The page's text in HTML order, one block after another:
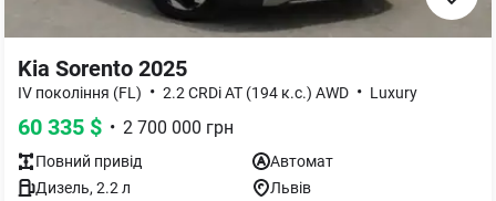
Kia Sorento 2025
IV покоління (FL) • 2.2 CRDi AT (194 к.с.) AWD • Luxury
60 335 $ • 2 700 000 грн
Повний привід
Автомат
Дизель, 2.2л Львів